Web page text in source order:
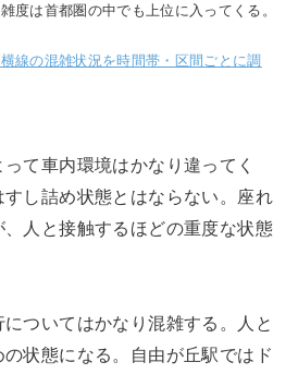
度は首都圏の中でも上位に入ってくる。
線の混雑状況を時間帯・区間ごとに調
て車内環境はかなり違ってく
し詰め状態とはならない。座れ
人と接触するほどの重度な状態
ついてはかなり混雑する。人と
状態になる。自由が丘駅ではド